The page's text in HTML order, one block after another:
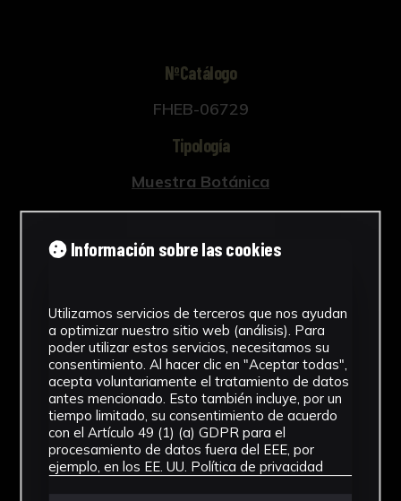
NºCatálogo
FHEB-06729
Tipología
Muestra Botánica
Cronología
SF
Fondo Herbario
Género
Aeschynomene
Familia
Leguminosae
Información sobre las cookies
Utilizamos servicios de terceros que nos ayudan
a optimizar nuestro sitio web (análisis). Para
poder utilizar estos servicios, necesitamos su
consentimiento. Al hacer clic en "Aceptar todas",
acepta voluntariamente el tratamiento de datos
antes mencionado. Esto también incluye, por un
tiempo limitado, su consentimiento de acuerdo
con el Artículo 49 (1) (a) GDPR para el
procesamiento de datos fuera del EEE, por
ejemplo, en los EE. UU. Política de privacidad